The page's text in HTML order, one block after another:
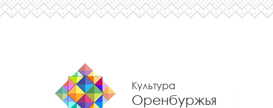
Культура
Оренбуржья